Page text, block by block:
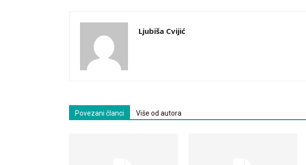
Ljubiša Cvijić
Povezani članci Više od autora